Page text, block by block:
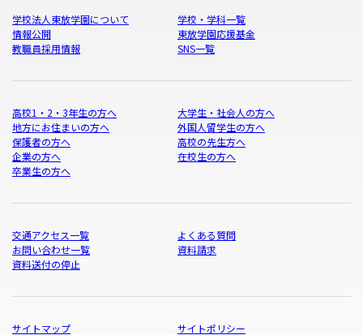
学校法人東放学園について
学校・学科一覧
情報公開
東放学園応援基金
教職員採用情報
SNS一覧
高校1・2・3年生の方へ
大学生・社会人の方へ
地方にお住まいの方へ
外国人留学生の方へ
保護者の方へ
高校の先生方へ
企業の方へ
在校生の方へ
卒業生の方へ
交通アクセス一覧
よくある質問
お問い合わせ一覧
資料請求
資料送付の停止
サイトマップ サイトポリシー